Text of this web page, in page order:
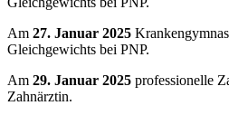
Am 27. Januar 2025
Gleichgewichts bei PNP.
Am 29. Januar 2025 professionelle
Zahnärztin.